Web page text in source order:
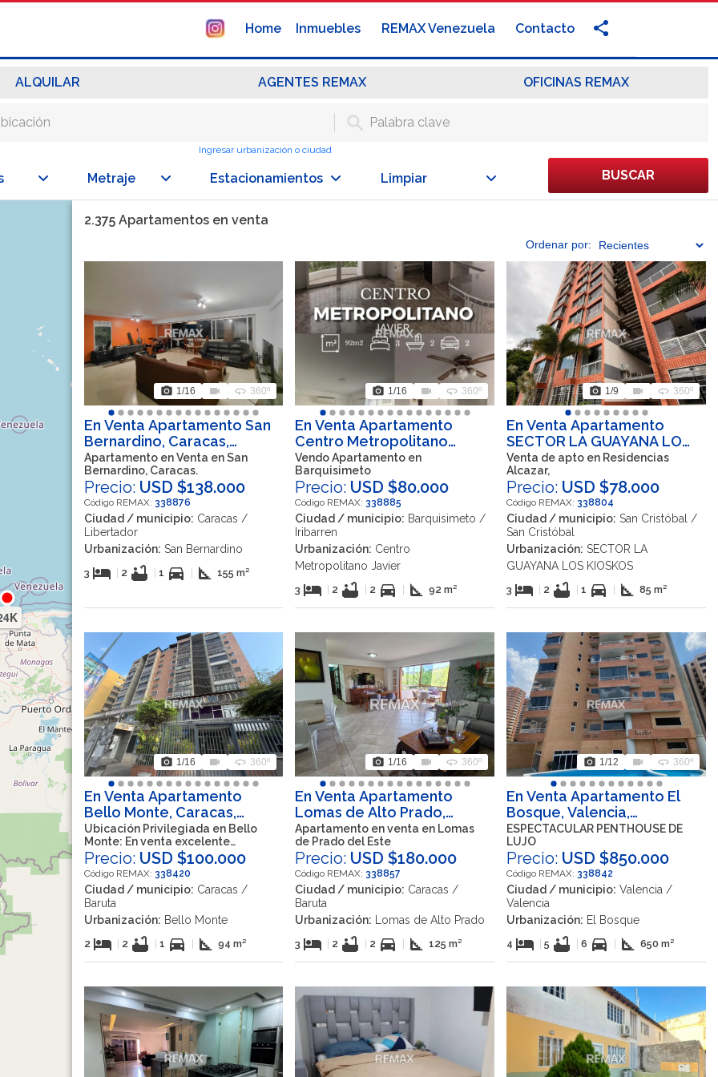
Home Inmuebles REMAX Venezuela Contacto
ALQUILAR AGENTES REMAX OFICINAS REMAX
Ingresar urbanización o ciudad
Metraje Estacionamientos Limpiar BUSCAR
2.375 Apartamentos en venta
Ordenarpor:
photo_camera 1/16 videocam 360 360º
En Venta Apartamento San
Bernardino, Caracas,
Libertador, Distrito Capital,
VEN
Apartamento en Venta en San
Bernardino, Caracas.
Precio: USD $138.000
Código REMAX: 338876
Ciudad / municipio: Caracas /
Libertador
Urbanización: San Bernardino
3 hotel 2 bathtub 1 directions_car square_foot 155 m²
photo_camera 1/16 videocam 360 360º
En Venta Apartamento
Centro Metropolitano
Javier, Barquisimeto,
Iribarren, Lara, VEN
Vendo Apartamento en
Barquisimeto
Precio: USD $80.000
Código REMAX: 338885
Ciudad / municipio: Barquisimeto /
Iribarren
Urbanización: Centro
Metropolitano Javier
3 hotel 2 bathtub 2 directions_car square_foot 92 m²
photo_camera 1/9 videocam 360 360º
En Venta Apartamento
SECTOR LA GUAYANA LOS
KIOSKOS, San Cristóbal,
Táchira, VEN
Venta de apto en Residencias
Alcazar,
Precio: USD $78.000
Código REMAX: 338804
Ciudad / municipio: San Cristóbal /
San Cristóbal
Urbanización: SECTOR LA
GUAYANA LOS KIOSKOS
3 hotel 2 bathtub 1 directions_car square_foot 85 m²
photo_camera 1/16 videocam 360 360º
En Venta Apartamento
Bello Monte, Caracas,
Baruta, Miranda, VEN
Ubicación Privilegiada en Bello
Monte: En venta excelente
Apartamento en Calle Beethoven
Precio: USD $100.000
Código REMAX: 338420
Ciudad / municipio: Caracas /
Baruta
Urbanización: Bello Monte
2 hotel 2 bathtub 1 directions_car square_foot 94 m²
photo_camera 1/16 videocam 360 360º
En Venta Apartamento
Lomas de Alto Prado,
Caracas, Baruta, Miranda,
VEN
Apartamento en venta en Lomas
de Prado del Este
Precio: USD $180.000
Código REMAX: 338857
Ciudad / municipio: Caracas /
Baruta
Urbanización: Lomas de Alto Prado
3 hotel 2 bathtub 2 directions_car square_foot 125 m²
photo_camera 1/12 videocam 360 360º
En Venta Apartamento El
Bosque, Valencia,
Carabobo, VEN
ESPECTACULAR PENTHOUSE DE
LUJO
Precio: USD $850.000
Código REMAX: 338842
Ciudad / municipio: Valencia /
Valencia
Urbanización: El Bosque
4 hotel 5 bathtub 6 directions_car square_foot 650 m²